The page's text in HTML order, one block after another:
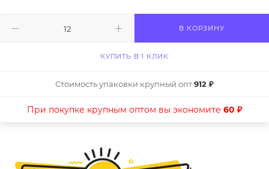
В КОРЗИНУ
КУПИТЬ В 1 КЛИК
Стоимость упаковки крупный опт912 ₽
При покупке крупным оптом вы экономите 60 ₽